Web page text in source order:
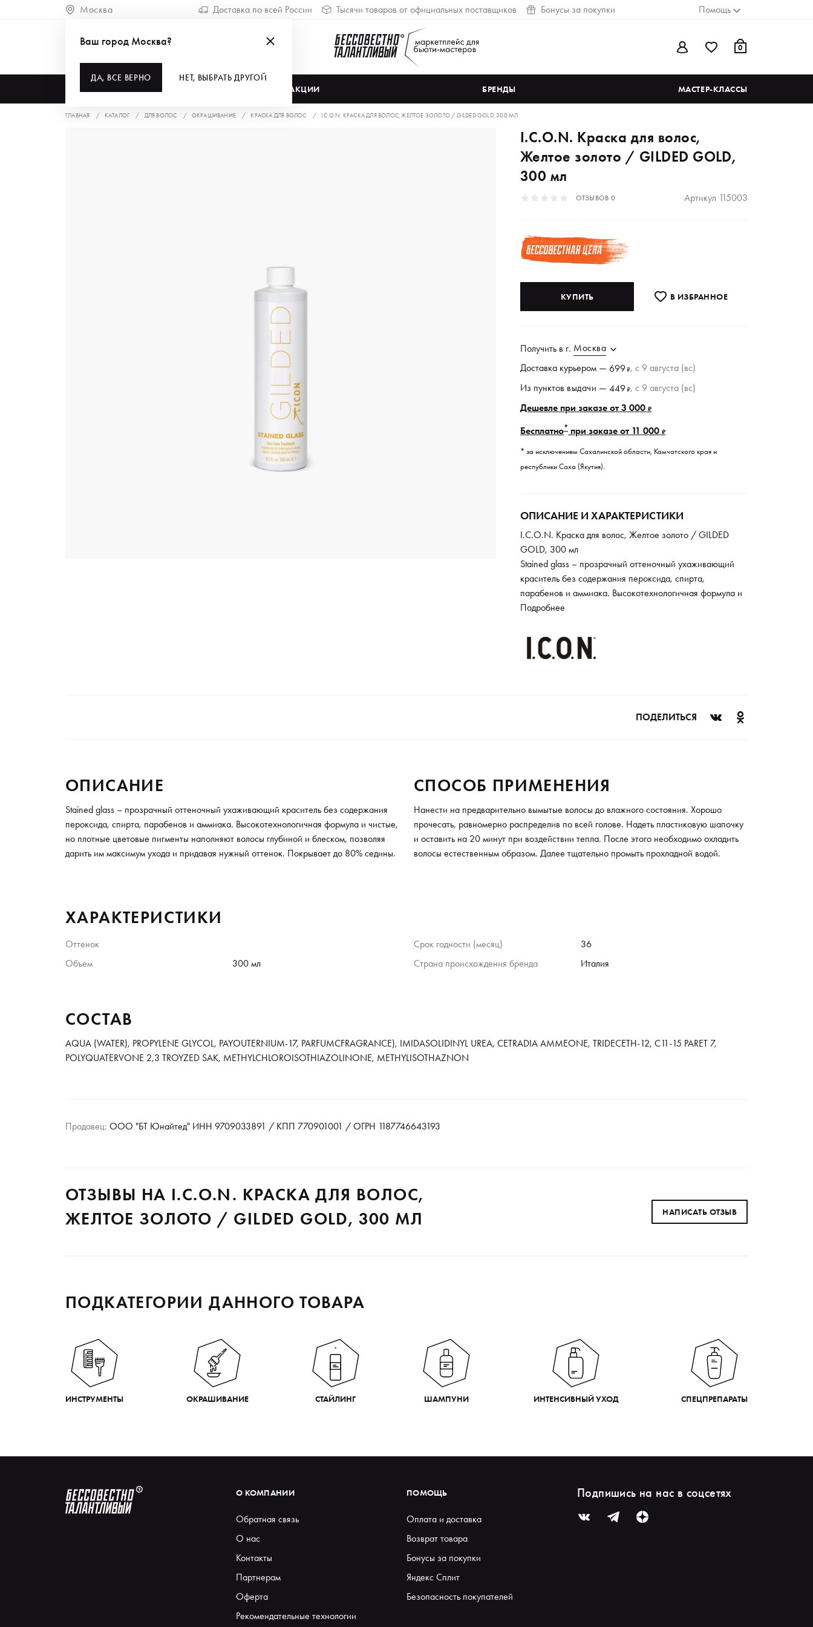
Москва Доставка по всей России Тысячи товаров от официальных поставщиков Бонусы за покупки Помощь
0
АКЦИИ БРЕНДЫ МАСТЕР-КЛАССЫ
Ваш город Москва?
ДА, ВСЕ ВЕРНО НЕТ, ВЫБРАТЬ ДРУГОЙ
ГЛАВНАЯ КАТАЛОГ ДЛЯ ВОЛОС ОКРАШИВАНИЕ КРАСКА ДЛЯ ВОЛОС I.C.O.N. КРАСКА ДЛЯ ВОЛОС, ЖЕЛТОЕ ЗОЛОТО / GILDED GOLD, 300 МЛ
I.C.O.N. Краска для волос,
Желтое золото / GILDED GOLD,
300 мл
ОТЗЫВОВ 0 Артикул 115003
КУПИТЬ В ИЗБРАННОE
Получить в г. Москва
Доставка курьером —699₽, c 9 августа (вс)
Из пунктов выдачи —449₽, c 9 августа (вс)
Дешевле при заказе от 3 000₽
Бесплатно* при заказе от 11 000₽
* за исключением Сахалинской области, Камчатского края и
республики Саха (Якутия).
ОПИСАНИЕ И ХАРАКТЕРИСТИКИ
I.C.O.N. Краска для волос, Желтое золото / GILDED
GOLD, 300 мл
Stained glass – прозрачный оттеночный ухаживающий
краситель без содержания пероксида, спирта,
парабенов и аммиака. Высокотехнологичная формула и
чистые, но плотные цветовые пигменты наполняют
максимум ухода и придавая нужный оттенок. Покрывает
до 80% седины.
Подробнее
ПОДЕЛИТЬСЯ
ОПИСАНИЕ
Stained glass – прозрачный оттеночный ухаживающий краситель без содержания
пероксида, спирта, парабенов и аммиака. Высокотехнологичная формула и чистые,
но плотные цветовые пигменты наполняют волосы глубиной и блеском, позволяя
дарить им максимум ухода и придавая нужный оттенок. Покрывает до 80% седины.
СПОСОБ ПРИМЕНЕНИЯ
Нанести на предварительно вымытые волосы до влажного состояния. Хорошо
прочесать, равномерно распределив по всей голове. Надеть пластиковую шапочку
и оставить на 20 минут при воздействии тепла. После этого необходимо охладить
волосы естественным образом. Далее тщательно промыть прохладной водой.
ХАРАКТЕРИСТИКИ
Оттенок Срок годности (месяц)
36
Объем
300 мл Страна происхождения бренда Италия
СОСТАВ
AQUA (WATER), PROPYLENE GLYCOL, PAYOUTERNIUM-17, PARFUMCFRAGRANCE), IMIDASOLIDINYL UREA, CETRADIA AMMEONE, TRIDECETH-12, C11-15 PARET 7,
POLYQUATERVONE 2,3 TROYZED SAK, METHYLCHLOROISOTHIAZOLINONE, METHYLISOTHAZNON
Продавец: ООО "БТ Юнайтед" ИНН 9709033891 / КПП 770901001 / ОГРН 1187746643193
ОТЗЫВЫ НА I.C.O.N. КРАСКА ДЛЯ ВОЛОС,
ЖЕЛТОЕ ЗОЛОТО / GILDED GOLD, 300 МЛ
НАПИСАТЬ ОТЗЫВ
ПОДКАТЕГОРИИ ДАННОГО ТОВАРА
ИНСТРУМЕНТЫ ОКРАШИВАНИЕ СТАЙЛИНГ ШАМПУНИ ИНТЕНСИВНЫЙ УХОД СПЕЦПРЕПАРАТЫ
О КОМПАНИИ
Обратная связь
О нас
Контакты
Партнерам
Оферта
Рекомендательные технологии
ПОМОЩЬ
Оплата и доставка
Возврат товара
Бонусы за покупки
Яндекс Сплит
Безопасность покупателей
Подпишись на нас в соцсетях